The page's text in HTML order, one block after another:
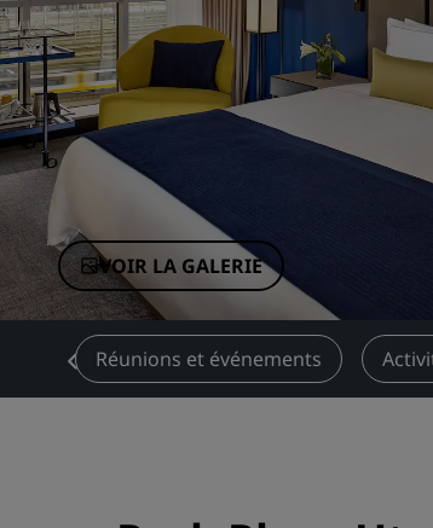
Marques affiliées en Chine
VOIR LA GALERIE
Réunions et événements